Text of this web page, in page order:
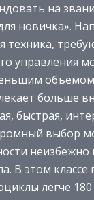
на
новичка».
техника,
управления
объемом
больше
быстрая,
выбор
неизбежно
В этом классе
легче 180